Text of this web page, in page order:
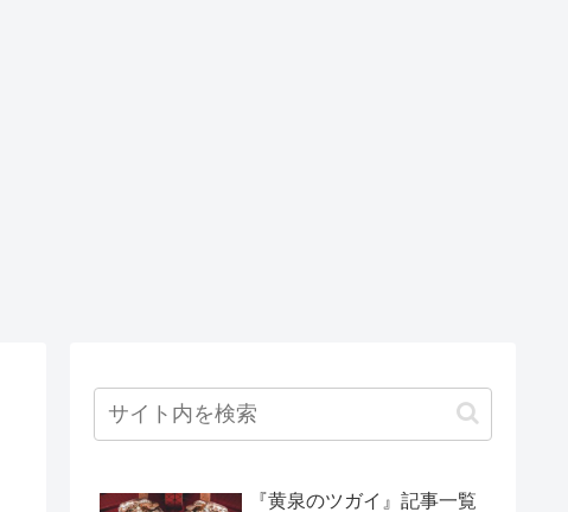
『黄泉のツガイ』記事一覧